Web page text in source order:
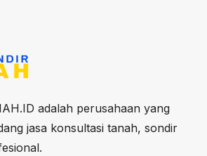
adalah perusahaan yang
jasa konsultasi tanah, sondir